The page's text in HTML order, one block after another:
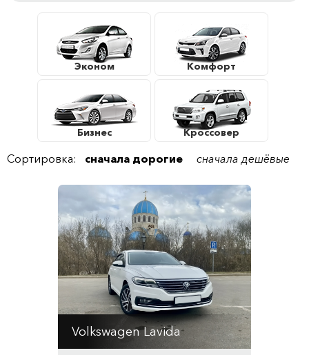
Эконом Комфорт
Бизнес Кроссовер
Сортировка: сначала дорогие сначала дешёвые
Volkswagen Lavida